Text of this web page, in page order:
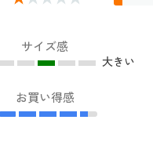
サイズ感
大きい
お買い得感